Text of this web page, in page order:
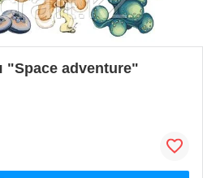
"Space adventure"